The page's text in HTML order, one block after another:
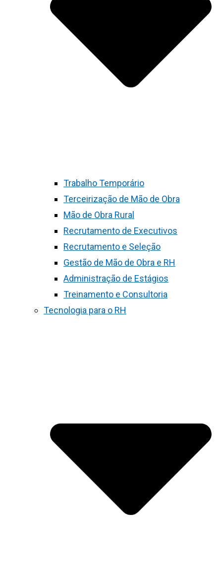
Trabalho Temporário
Terceirização de Mão de Obra
Mão de Obra Rural
Recrutamento de Executivos
Recrutamento e Seleção
Gestão de Mão de Obra e RH
Administração de Estágios
Treinamento e Consultoria
Tecnologia para o RH